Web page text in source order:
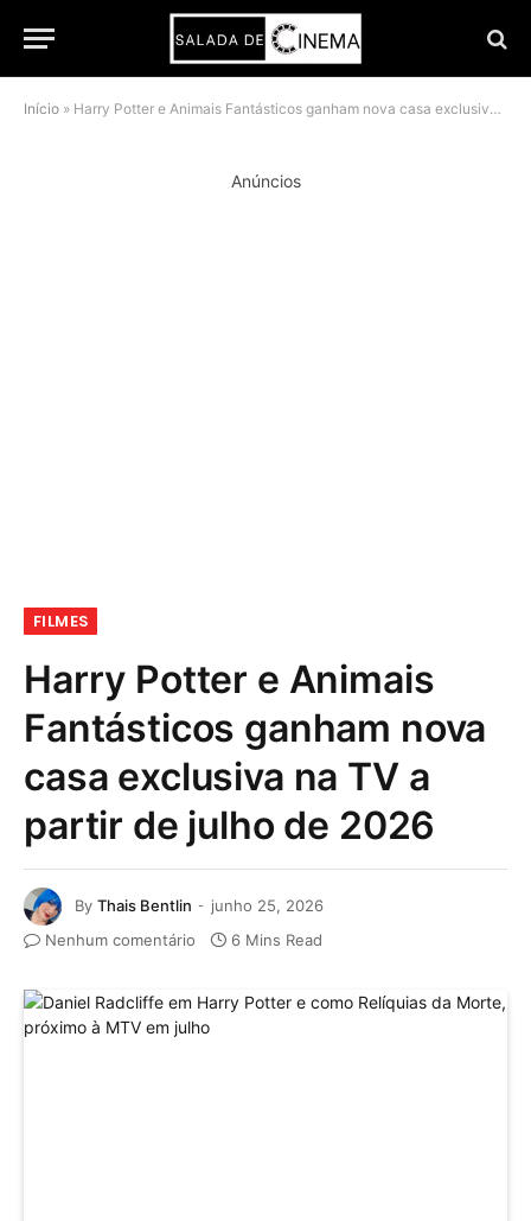
Início » Harry Potter e Animais Fantásticos ganham nova casa exclusiva na TV a partir de julho de 2026
Anúncios
FILMES
Harry Potter e Animais
Fantásticos ganham nova
casa exclusiva na TV a
partir de julho de 2026
By Thais Bentlin
junho 25, 2026
Nenhum comentário
6 Mins Read